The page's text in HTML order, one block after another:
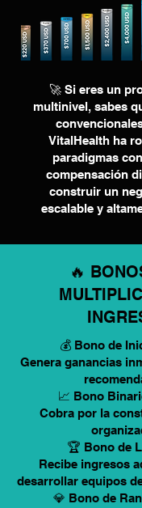
🚀 Si eres un
multinivel, sabes
VitalHealth ha
paradigmas
compensación
construir un
escalable y
🔥
💰 Bono de
Genera ganancias
📈 Bono
Cobra por la
🏆 Bono de
Recibe ingresos
desarrollar equipos
💎 Bono de